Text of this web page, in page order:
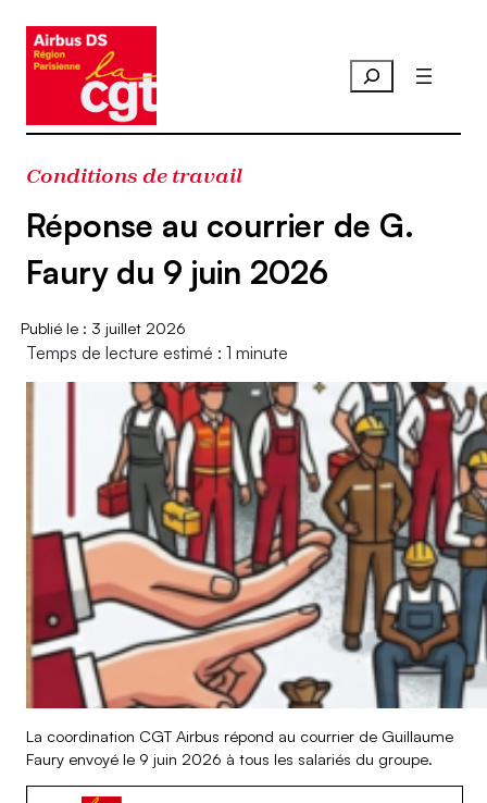
contenu
Conditions de travail
Réponse au courrier de G.
Faury du 9 juin 2026
3 juillet 2026
Temps de lecture estimé : 1 minute
La coordination CGT Airbus répond au courrier de Guillaume
Faury envoyé le 9 juin 2026 à tous les salariés du groupe.